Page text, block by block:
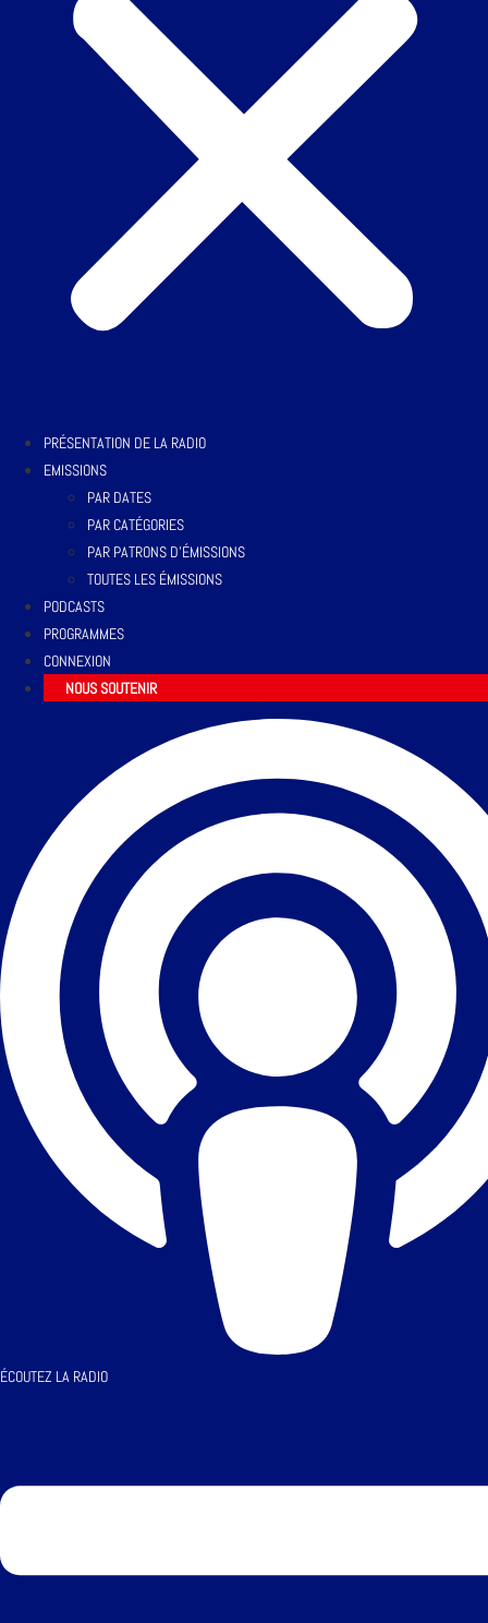
PRÉSENTATION DE LA RADIO
EMISSIONS
PAR DATES
PAR CATÉGORIES
PAR PATRONS D’ÉMISSIONS
TOUTES LES ÉMISSIONS
PODCASTS
PROGRAMMES
CONNEXION
NOUS SOUTENIR
ÉCOUTEZ LA RADIO